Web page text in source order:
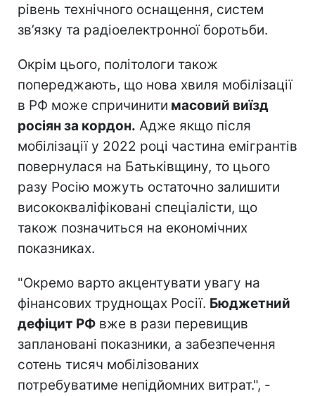
рівень технічного оснащення, систем
зв’язку та радіоелектронної боротьби.
Окрім цього, політологи також
попереджають, що нова хвиля мобілізації
в РФ може спричинити масовий виїзд
росіян за кордон. Адже якщо після
мобілізації у 2022 році частина емігрантів
повернулася на Батьківщину, то цього
разу Росію можуть остаточно залишити
висококваліфіковані спеціалісти, що
також позначиться на економічних
показниках.
"Окремо варто акцентувати увагу на
фінансових труднощах Росії. Бюджетний
дефіцит РФ вже в рази перевищив
заплановані показники, а забезпечення
сотень тисяч мобілізованих
потребуватиме непідйомних витрат.", -